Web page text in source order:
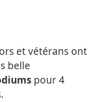
et vétérans ont
belle
pour 4